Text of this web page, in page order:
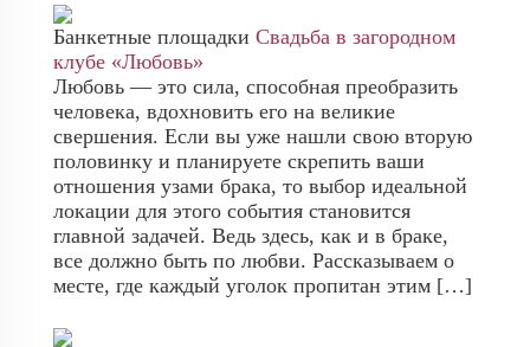
Банкетные площадки Свадьба в загородном
клубе «Любовь»
Любовь — это сила, способная преобразить
человека, вдохновить его на великие
свершения. Если вы уже нашли свою вторую
половинку и планируете скрепить ваши
отношения узами брака, то выбор идеальной
локации для этого события становится
главной задачей. Ведь здесь, как и в браке,
все должно быть по любви. Рассказываем о
месте, где каждый уголок пропитан этим […]